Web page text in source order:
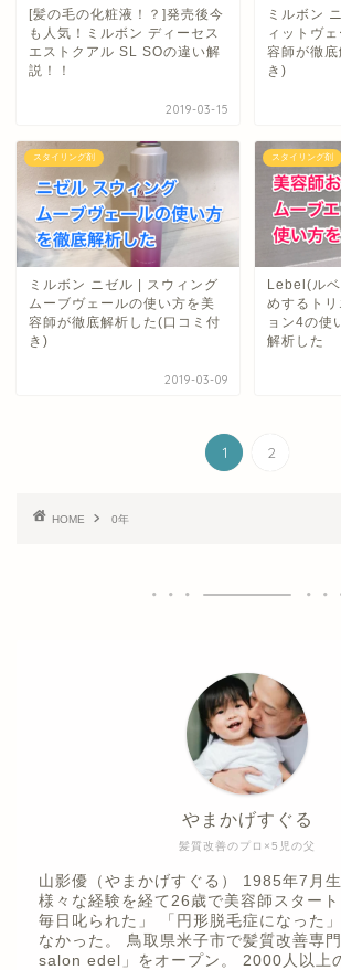
[髪の毛の化粧液！？]発売後今
も人気！ミルボン ディーセス
エストクアル SL SOの違い解
説！！
2019-03-15
ミルボン
ィットヴ
容師が徹
き)
スタイリング剤
ミルボン ニゼル | スウィング
ムーブヴェールの使い方を美
容師が徹底解析した(口コミ付
き)
2019-03-09
スタイリング剤
Lebel(ル
めするト
ョン4の使
解析した
1 2
HOME 0年
髪質改善のプロ×5児の父
やまかげすぐる
山影優（やまかげすぐる） 1985年7月
様々な経験を経て26歳で美容師スター
毎日叱られた」 「円形脱毛症になった
なかった。 鳥取県米子市で髪質改善専
salon edel」をオープン。 2000人以上